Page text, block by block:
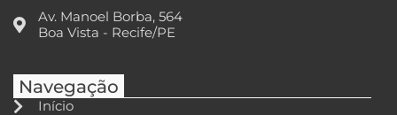
Av. Manoel Borba, 564
Boa Vista - Recife/PE
Navegação
Início